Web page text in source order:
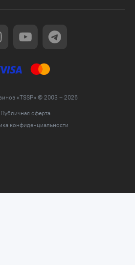
«TSSP» © 2003 – 2026
Публичная оферта
конфиденциальности